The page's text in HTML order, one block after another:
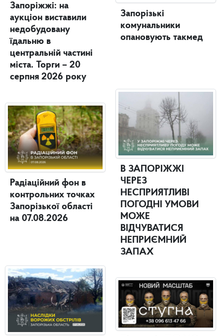
Запоріжжі: на
аукціон виставили
недобудовану
їдальню в
центральній частині
міста. Торги – 20
серпня 2026 року
Радіаційний фон в
контрольних точках
Запорізької області
на 07.08.2026
Запорізькі
комунальники
опановують такмед
В ЗАПОРІЖЖІ
ЧЕРЕЗ
НЕСПРИЯТЛИВІ
ПОГОДНІ УМОВИ
МОЖЕ
ВІДЧУВАТИСЯ
НЕПРИЄМНИЙ
ЗАПАХ